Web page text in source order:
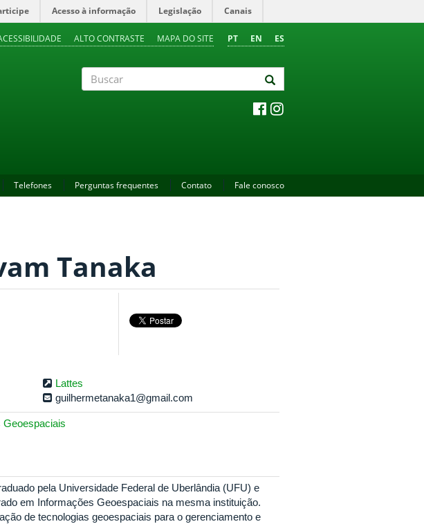
Acesso à informação Legislação Canais
PT EN ES
ALTO CONTRASTE MAPA DO SITE
Telefones Perguntas frequentes Contato Fale conosco
Tanaka
Lattes
guilhermetanaka1@gmail.com
Geoespaciais
pela Universidade Federal de Uberlândia (UFU) e
em Informações Geoespaciais na mesma instituição.
de tecnologias geoespaciais para o gerenciamento e